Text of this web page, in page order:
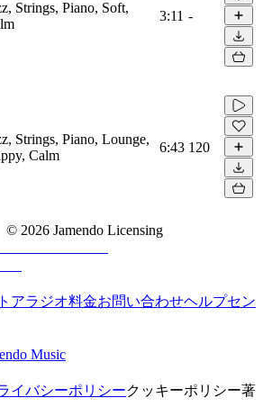
Strings, Piano, Soft,
3:11 -
Strings, Piano, Lounge,
Calm
6:43 120
© 2026 Jamendo Licensing
アラジオ料金お問い合わせヘルプセン
Music
イバシーポリシークッキーポリシー著